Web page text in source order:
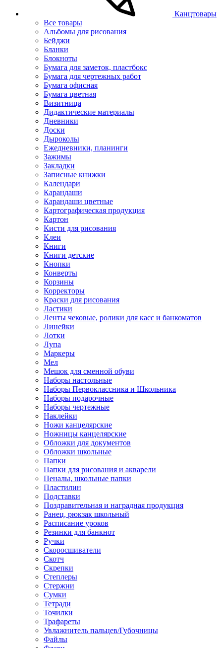
Канцтовары
Все товары
Альбомы для рисования
Бейджи
Бланки
Блокноты
Бумага для заметок, пластбокс
Бумага для чертежных работ
Бумага офисная
Бумага цветная
Визитница
Дидактические материалы
Дневники
Доски
Дыроколы
Ежедневники, планинги
Зажимы
Закладки
Записные книжки
Календари
Карандаши
Карандаши цветные
Картографическая продукция
Картон
Кисти для рисования
Клеи
Книги
Книги детские
Кнопки
Конверты
Корзины
Корректоры
Краски для рисования
Ластики
Ленты чековые, ролики для касс и банкоматов
Линейки
Лотки
Лупа
Маркеры
Мел
Мешок для сменной обуви
Наборы настольные
Наборы Первоклассника и Школьника
Наборы подарочные
Наборы чертежные
Наклейки
Ножи канцелярские
Ножницы канцелярские
Обложки для документов
Обложки школьные
Папки
Папки для рисования и акварели
Пеналы, школьные папки
Пластилин
Подставки
Поздравительная и наградная продукция
Ранец, рюкзак школьный
Расписание уроков
Резинки для банкнот
Ручки
Скоросшиватели
Скотч
Скрепки
Степлеры
Стержни
Сумки
Тетради
Точилки
Трафареты
Увлажнитель пальцев/Губочницы
Файлы